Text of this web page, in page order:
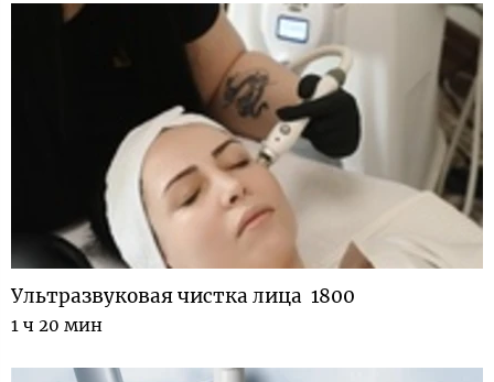
Ультразвуковая чистка лица 1800
1 ч 20 мин